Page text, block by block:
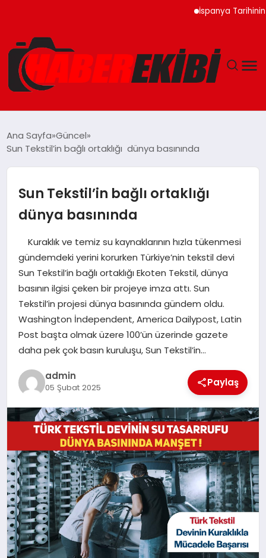
İspanya Tarihinin En
EĞITIM
EKONOMI
TEKNOLOJI
YAŞAM
Ana Sayfa Güncel
Sun Tekstil’in bağlı ortaklığı dünya basınında
Sun Tekstil’in bağlı ortaklığı
dünya basınında
Kuraklık ve temiz su kaynaklarının hızla tükenmesi
gündemdeki yerini korurken Türkiye’nin tekstil devi
Sun Tekstil’in bağlı ortaklığı Ekoten Tekstil, dünya
basının ilgisi çeken bir projeye imza attı. Sun
Tekstil’in projesi dünya basınında gündem oldu.
Washington İndependent, America Dailypost, Latin
Post başta olmak üzere 100’ün üzerinde gazete
daha pek çok basın kuruluşu, Sun Tekstil’in…
admin
05 Şubat 2025 Paylaş